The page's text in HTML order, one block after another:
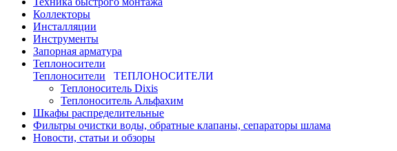
Коллекторы
Инсталляции
Инструменты
Запорная арматура
Теплоносители
Теплоносители
ТЕПЛОНОСИТЕЛИ
Теплоноситель Dixis
Теплоноситель Альфахим
Шкафы распределительные
Фильтры очистки воды, обратные клапаны, сепараторы шлама
Новости, статьи и обзоры